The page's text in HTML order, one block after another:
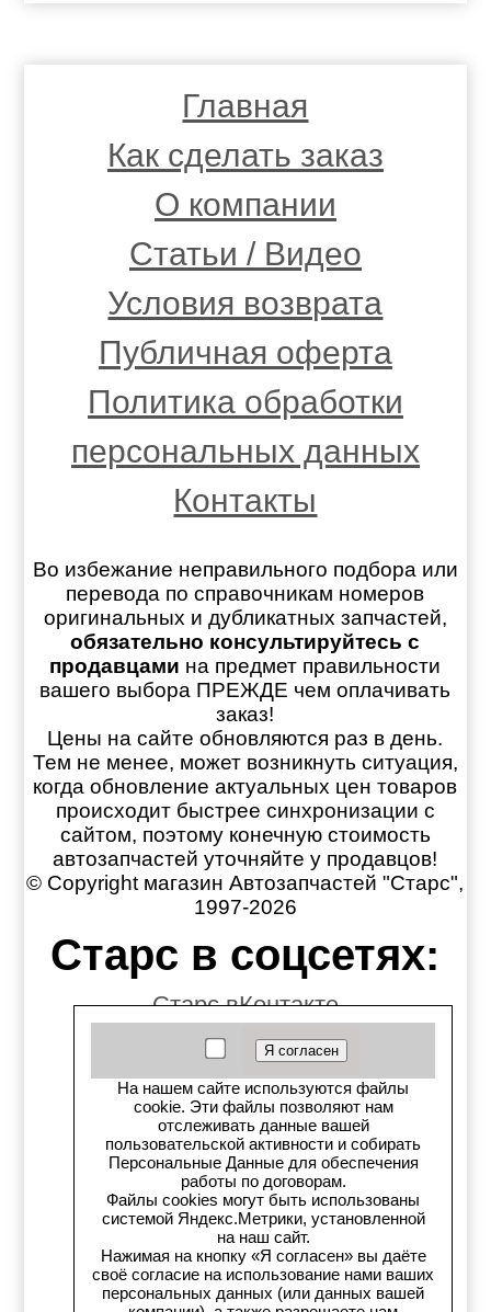
Главная
Как сделать заказ
О компании
Статьи / Видео
Условия возврата
Публичная оферта
Политика обработки
персональных данных
Контакты
Во избежание неправильного подбора или
перевода по справочникам номеров
оригинальных и дубликатных запчастей,
обязательно консультируйтесь с
продавцами на предмет правильности
вашего выбора ПРЕЖДЕ чем оплачивать
заказ!
Цены на сайте обновляются раз в день.
Тем не менее, может возникнуть ситуация,
когда обновление актуальных цен товаров
происходит быстрее синхронизации с
сайтом, поэтому конечную стоимость
автозапчастей уточняйте у продавцов!
© Copyright магазин Автозапчастей "Старс",
1997-2026
Старс в соцсетях:
Старс вКонтакте
Старс в YouTube
Телеграм-канал
Старс на Drom.ru
Старс в auto.ru
Старс в картах Яндекс
Старс в картах 2ГИС
На нашем сайте используются файлы
cookie. Эти файлы позволяют нам
отслеживать данные вашей
пользовательской активности и собирать
Персональные Данные для обеспечения
работы по договорам.
Файлы cookies могут быть использованы
системой Яндекс.Метрики, установленной
на наш сайт.
Нажимая на кнопку «Я согласен» вы даёте
своё согласие на использование нами ваших
персональных данных (или данных вашей